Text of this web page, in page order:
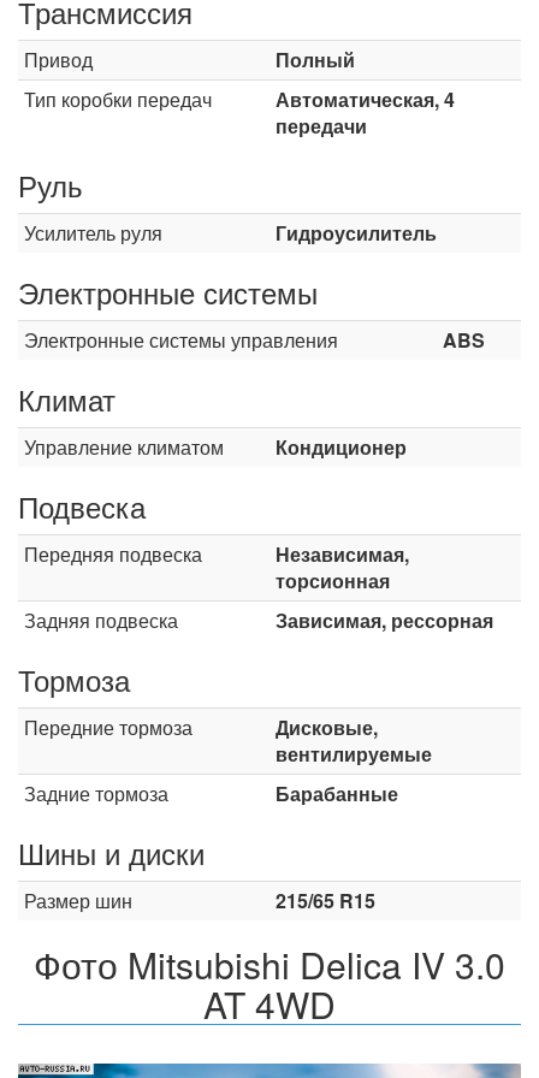
Трансмиссия
Привод
Полный
Тип коробки передач
Автоматическая, 4
передачи
Руль
Усилитель руля Гидроусилитель
Электронные системы
Электронные системы управления ABS
Климат
Управление климатом Кондиционер
Подвеска
Передняя подвеска
Независимая,
торсионная
Задняя подвеска
Зависимая, рессорная
Тормоза
Передние тормоза
Дисковые,
вентилируемые
Задние тормоза
Барабанные
Шины и диски
Размер шин 215/65 R15
Фото Mitsubishi Delica IV 3.0
AT 4WD